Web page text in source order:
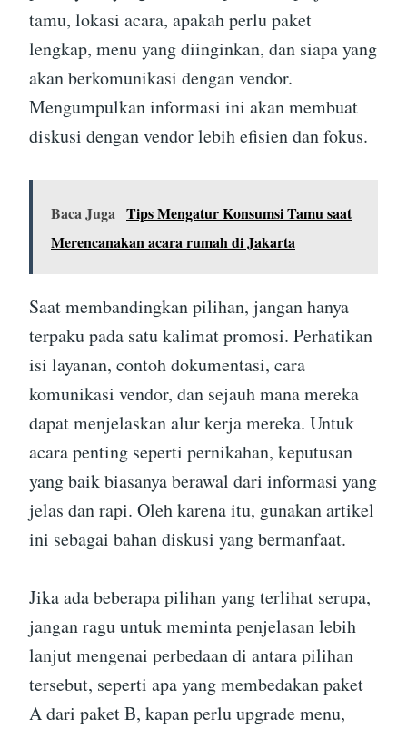
tamu, lokasi acara, apakah perlu paket
lengkap, menu yang diinginkan, dan siapa yang
akan berkomunikasi dengan vendor.
Mengumpulkan informasi ini akan membuat
diskusi dengan vendor lebih efisien dan fokus.
Baca Juga Tips Mengatur Konsumsi Tamu saat
Merencanakan acara rumah di Jakarta
Saat membandingkan pilihan, jangan hanya
terpaku pada satu kalimat promosi. Perhatikan
isi layanan, contoh dokumentasi, cara
komunikasi vendor, dan sejauh mana mereka
dapat menjelaskan alur kerja mereka. Untuk
acara penting seperti pernikahan, keputusan
yang baik biasanya berawal dari informasi yang
jelas dan rapi. Oleh karena itu, gunakan artikel
ini sebagai bahan diskusi yang bermanfaat.
Jika ada beberapa pilihan yang terlihat serupa,
jangan ragu untuk meminta penjelasan lebih
lanjut mengenai perbedaan di antara pilihan
tersebut, seperti apa yang membedakan paket
A dari paket B, kapan perlu upgrade menu,